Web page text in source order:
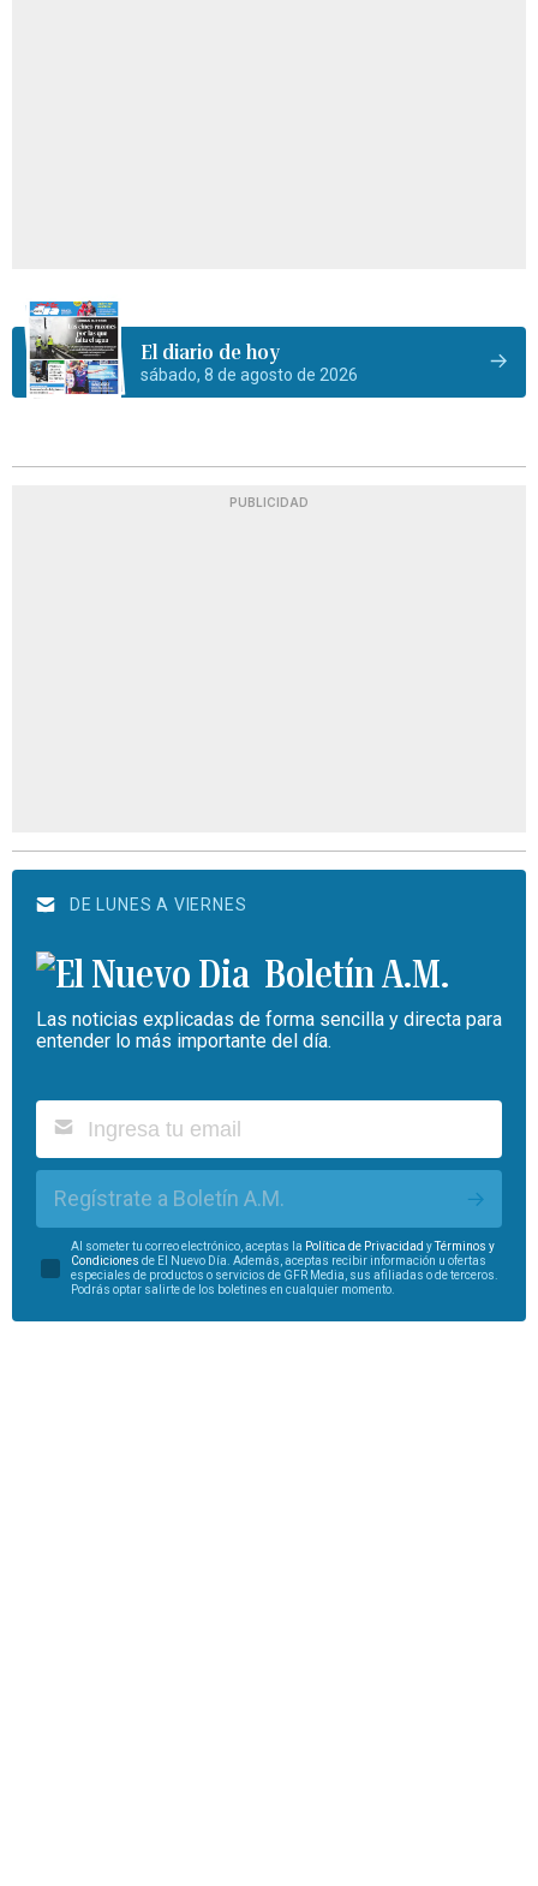
El diario de hoy
sábado, 8 de agosto de 2026
PUBLICIDAD
DE LUNES A VIERNES
Boletín A.M.
Las noticias explicadas de forma sencilla y directa para
entender lo más importante del día.
Regístrate a Boletín A.M.
Al someter tu correo electrónico, aceptas la Política de Privacidad y
Términos y
Condiciones de El Nuevo Día. Además, aceptas recibir información u ofertas
especiales de productos o servicios de GFR Media, sus afiliadas o de terceros.
Podrás optar salirte de los boletines en cualquier momento.